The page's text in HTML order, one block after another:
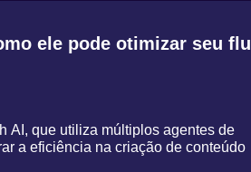
ele pode otimizar seu
AI, que utiliza múltiplos agentes de
a eficiência na criação de conteúdo